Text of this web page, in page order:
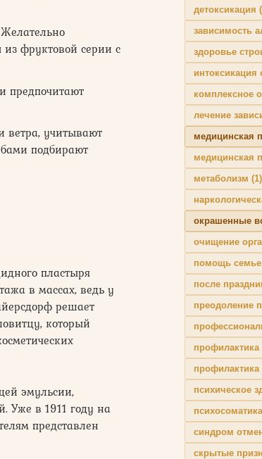
фруктовой серии с
предпочитают
ветра, учитывают
подбирают
пластыря
в массах, ведь у
решает
который
эмульсии,
Уже в 1911 году на
представлен
детоксикация
зависимость
здоровье
интоксикация
комплексное
лечение
медицинская
медицинская
метаболизм (1)
окрашенные
очищение
помощь семье
после
преодоление
профилактика
профилактика
психическое
синдром
скрытые